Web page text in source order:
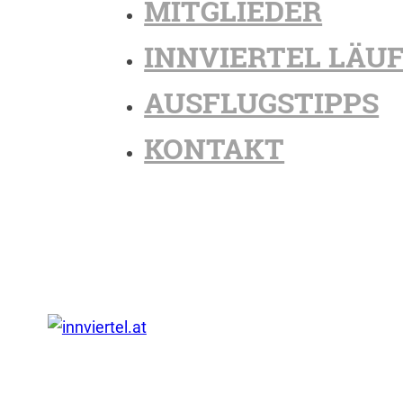
MITGLIEDER
INNVIERTEL
AUSFLUGSTIPPS
KONTAKT